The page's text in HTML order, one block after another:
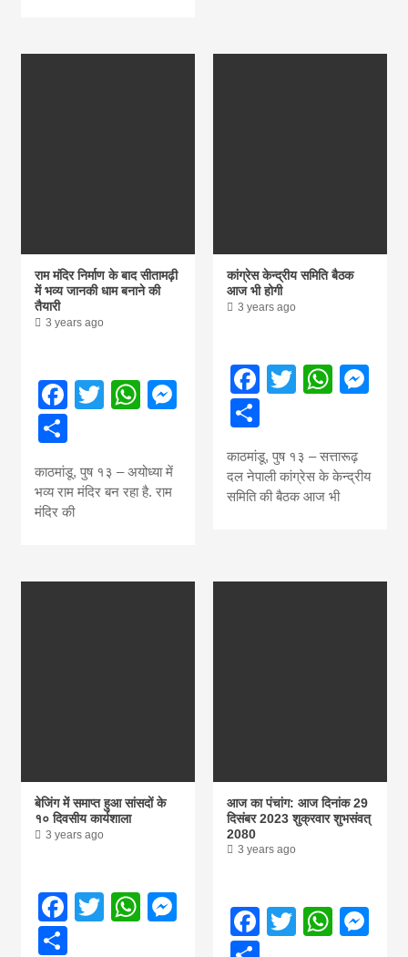
राम मंदिर निर्माण के बाद सीतामढ़ी
में भव्य जानकी धाम बनाने की
तैयारी
3 years ago
Facebook
TwitterWhatsApp
Messenger
काठमांडू, पुष १३ – अयोध्या में
भव्य राम मंदिर बन रहा है. राम
मंदिर की
कांग्रेस केन्द्रीय समिति बैठक
आज भी होगी
3 years ago
Facebook
Twitter
काठमांडू, पुष १३ – सत्तारूढ़
दल नेपाली कांग्रेस के केन्द्रीय
समिति की बैठक आज भी
बेजिंग में समाप्त हुआ सांसदों के
१० दिवसीय कार्यशाला
3 years ago
Facebook
TwitterWhatsApp
Messenger
आज का पंचांग: आज दिनांक 29
दिसंबर 2023 शुक्रवार शुभसंवत्
2080
3 years ago
Facebook
Twitter